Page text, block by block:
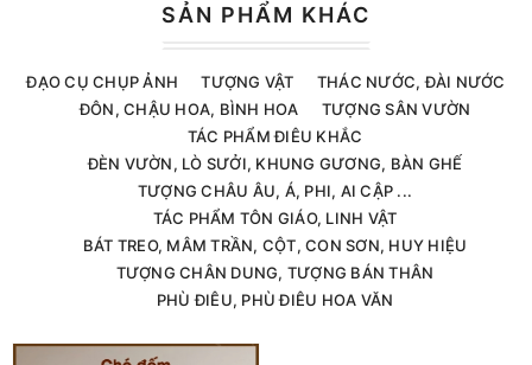
SẢN PHẨM KHÁC
ĐẠO CỤ CHỤP ẢNH TƯỢNG VẬT
THÁC NƯỚC, ĐÀI NƯỚC
ĐÔN, CHẬU HOA, BÌNH HOA
TƯỢNG SÂN VƯỜN
TÁC PHẨM ĐIÊU KHẮC
ĐÈN VƯỜN, LÒ SƯỞI, KHUNG GƯƠNG, BÀN GHẾ
TƯỢNG CHÂU ÂU, Á, PHI, AI CẬP ...
TÁC PHẨM TÔN GIÁO, LINH VẬT
BÁT TREO, MÂM TRẦN, CỘT, CON SƠN, HUY HIỆU
TƯỢNG CHÂN DUNG, TƯỢNG BÁN THÂN
PHÙ ĐIÊU, PHÙ ĐIÊU HOA VĂN